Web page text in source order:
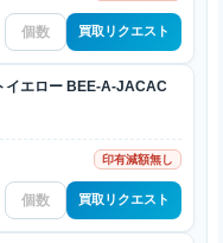
買取リクエスト
イエロー BEE-A-JACAC
印有減額無し
買取リクエスト